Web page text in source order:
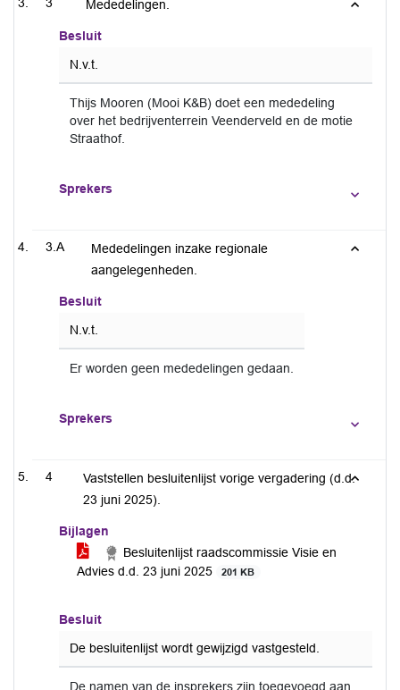
Mededelingen.
Besluit
N.v.t.
Thijs Mooren (Mooi K&B) doet een mededeling
over het bedrijventerrein Veenderveld en de motie
Straathof.
Sprekers
3.A
Mededelingen inzake regionale
aangelegenheden.
Besluit
N.v.t.
Er worden geen mededelingen gedaan.
Sprekers
4
Vaststellen besluitenlijst vorige vergadering (d.d.
23 juni 2025).
Bijlagen
Besluitenlijst raadscommissie Visie en
Advies d.d. 23 juni 2025
201 KB
Besluit
De besluitenlijst wordt gewijzigd vastgesteld.
De namen van de insprekers zijn toegevoegd aan